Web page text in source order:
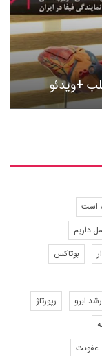
+ویدئو
است
داریم
بوتاکس
رشد ابرو
رپورتاژ
عفونت